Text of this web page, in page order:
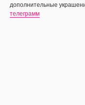
дополнительные
телеграмм